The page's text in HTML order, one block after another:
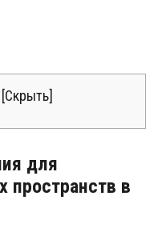
[Скрыть]
для
пространств в